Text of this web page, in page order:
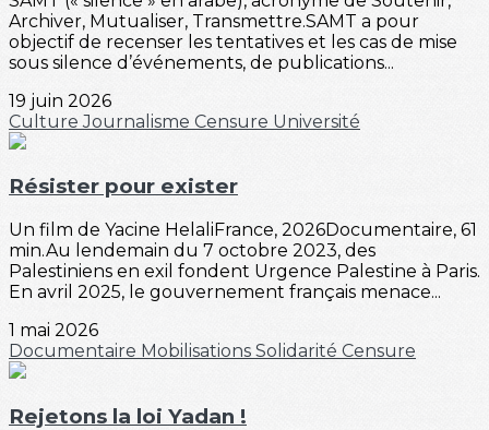
Archiver, Mutualiser, Transmettre.SAMT a pour
objectif de recenser les tentatives et les cas de mise
sous silence d’événements, de publications...
19 juin 2026
CultureJournalisme Censure Université
Résister pour exister
Un film de Yacine HelaliFrance, 2026Documentaire, 61
min.Au lendemain du 7 octobre 2023, des
Palestiniens en exil fondent Urgence Palestine à Paris.
En avril 2025, le gouvernement français menace...
1 mai 2026
Documentaire Mobilisations Solidarité Censure
Rejetons la loi Yadan !